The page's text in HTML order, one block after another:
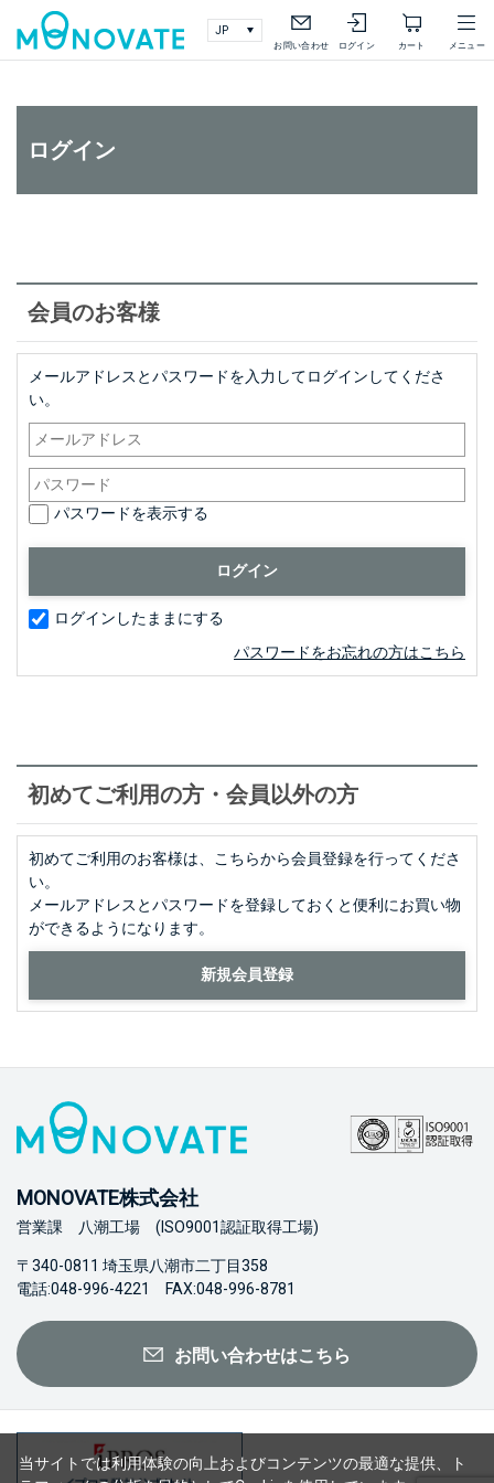
お問い合わせ ログイン カート メニュー
検索 詳細検索
ログイン
会員のお客様
メールアドレスとパスワードを入力してログインしてくださ
い。
パスワードを表示する
ログインしたままにする
パスワードをお忘れの方はこちら
初めてご利用の方・会員以外の方
初めてご利用のお客様は、こちらから会員登録を行ってくださ
い。
メールアドレスとパスワードを登録しておくと便利にお買い物
ができるようになります。
MONOVATE株式会社
営業課 八潮工場 (ISO9001認証取得工場)
〒340-0811 埼玉県八潮市二丁目358
電話:048-996-4221 FAX:048-996-8781
お問い合わせはこちら
当サイトでは利用体験の向上およびコンテンツの最適な提供、ト